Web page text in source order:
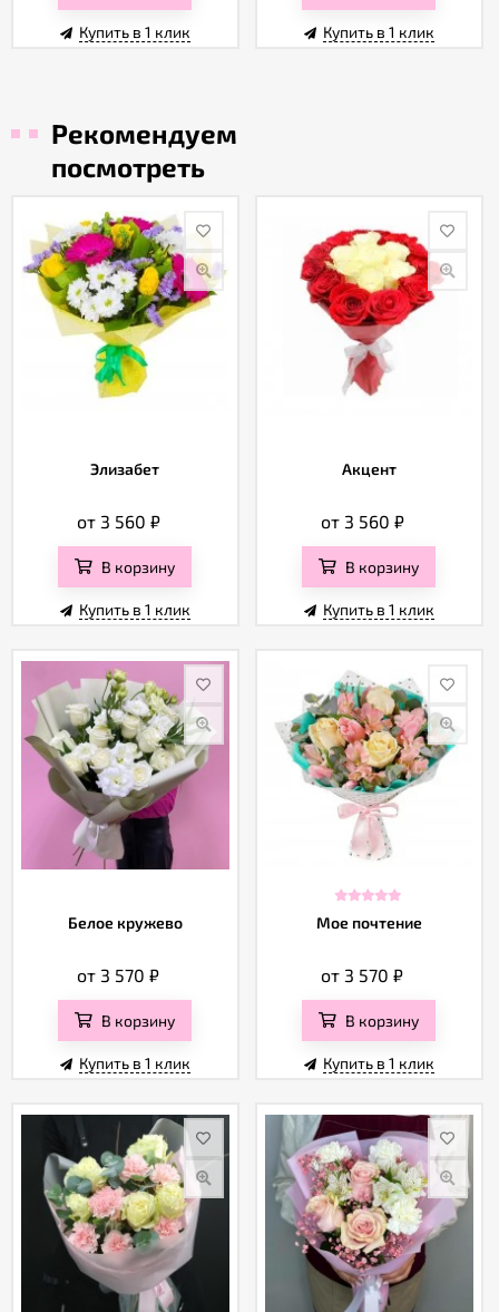
Купить в 1 клик Купить в 1 клик
Рекомендуем
посмотреть
Элизабет
от 3 560 ₽
В корзину
Купить в 1 клик
Акцент
от 3 560 ₽
В корзину
Купить в 1 клик
Белое кружево
от 3 570₽
В корзину
Купить в 1 клик
Мое почтение
от 3 570₽
В корзину
Купить в 1 клик